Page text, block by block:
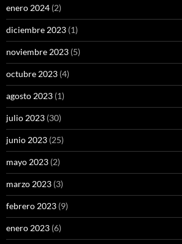
enero 2024 (2)
diciembre 2023 (1)
noviembre 2023 (5)
octubre 2023 (4)
agosto 2023 (1)
julio 2023 (30)
junio 2023 (25)
mayo 2023 (2)
marzo 2023 (3)
febrero 2023 (9)
enero 2023 (6)